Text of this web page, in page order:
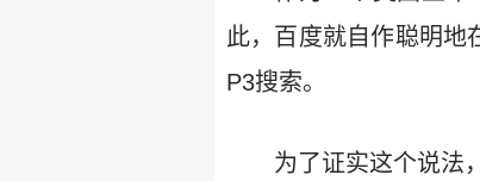
此，百度就自作聪明地
P3搜索。
为了证实这个说法